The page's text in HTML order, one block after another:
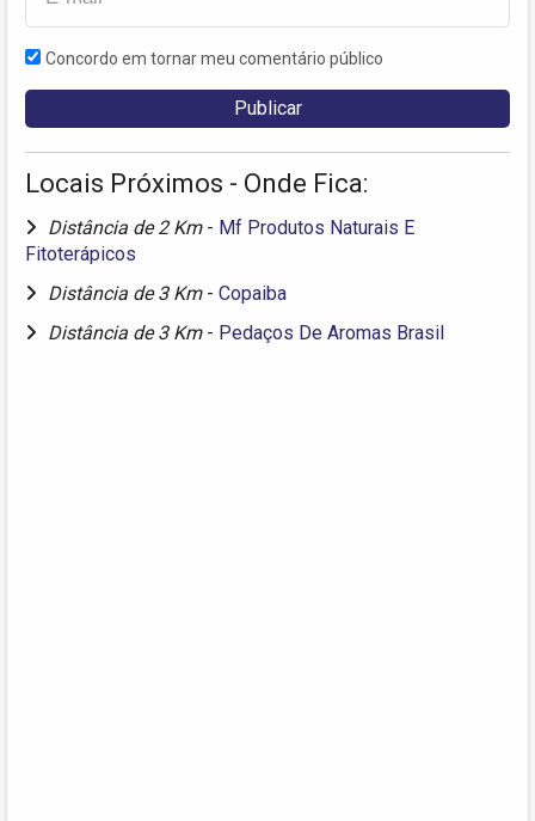
Concordo em tornar meu comentário público
Locais Próximos - Onde Fica:
Distância de 2 Km - Mf Produtos Naturais E
Fitoterápicos
Distância de 3 Km - Copaiba
Distância de 3 Km - Pedaços De Aromas Brasil